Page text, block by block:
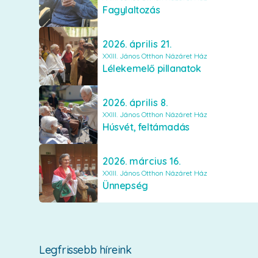
Fagylaltozás
2026. április 21.
XXIII. János Otthon Názáret Ház
Lélekemelő pillanatok
2026. április 8.
XXIII. János Otthon Názáret Ház
Húsvét, feltámadás
2026. március 16.
XXIII. János Otthon Názáret Ház
Ünnepség
Legfrissebb híreink